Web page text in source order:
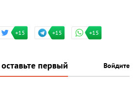
+15 +15 +15
первый Войдите